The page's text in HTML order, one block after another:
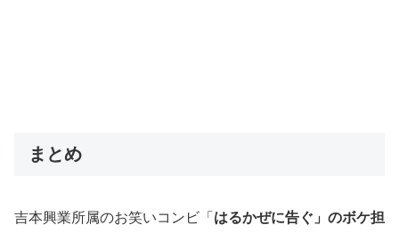
まとめ
吉本興業所属のお笑いコンビ「 はるかぜに告ぐ」のボケ担